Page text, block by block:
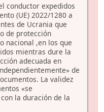
conductor expedidos
(UE) 2022/1280 a
de Ucrania que
de protección
nacional ,en los que
mientras dure la
adecuada en
de
La validez
«se
la duración de la